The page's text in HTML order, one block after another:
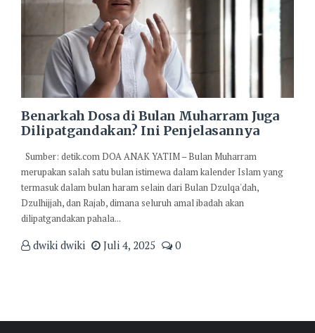
Benarkah Dosa di Bulan Muharram Juga
Dilipatgandakan? Ini Penjelasannya
Sumber: detik.com DOA ANAK YATIM – Bulan Muharram
merupakan salah satu bulan istimewa dalam kalender Islam yang
termasuk dalam bulan haram selain dari Bulan Dzulqa'dah,
Dzulhijjah, dan Rajab, dimana seluruh amal ibadah akan
dilipatgandakan pahala...
dwiki dwiki Juli 4, 2025 0